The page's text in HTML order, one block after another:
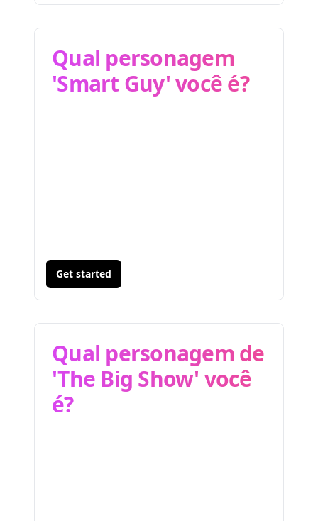
Qual personagem
'Smart Guy' você é?
Get started
Qual personagem de
'The Big Show' você
é?